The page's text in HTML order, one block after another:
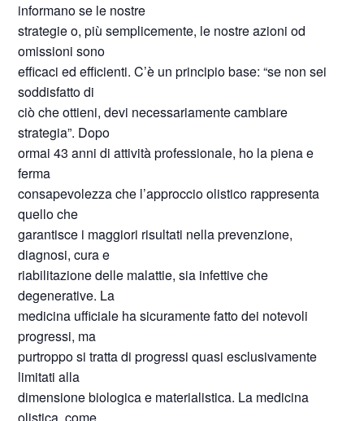
informano se le nostre
strategie o, più semplicemente, le nostre azioni od
omissioni sono
efficaci ed efficienti. C’è un principio base: “se non sei
soddisfatto di
ciò che ottieni, devi necessariamente cambiare
strategia”. Dopo
ormai 43 anni di attività professionale, ho la piena e
ferma
consapevolezza che l’approccio olistico rappresenta
quello che
garantisce i maggiori risultati nella prevenzione,
diagnosi, cura e
riabilitazione delle malattie, sia infettive che
degenerative. La
medicina ufficiale ha sicuramente fatto dei notevoli
progressi, ma
purtroppo si tratta di progressi quasi esclusivamente
limitati alla
dimensione biologica e materialistica. La medicina
olistica, come